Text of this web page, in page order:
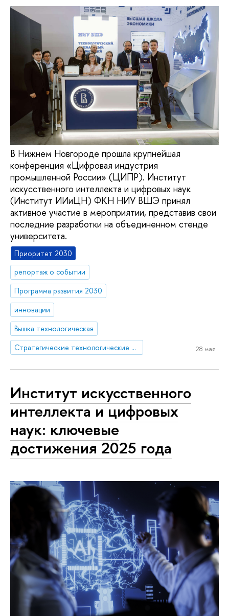
В Нижнем Новгороде прошла крупнейшая
конференция «Цифровая индустрия
промышленной России» (ЦИПР). Институт
искусственного интеллекта и цифровых наук
(Институт ИИиЦН) ФКН НИУ ВШЭ принял
активное участие в мероприятии, представив свои
последние разработки на объединенном стенде
университета.
Приоритет 2030
репортаж о событии
Программа развития 2030
инновации
Вышка технологическая
Стратегические технологические проекты
28 мая
Институт искусственного
интеллекта и цифровых
наук: ключевые
достижения 2025 года